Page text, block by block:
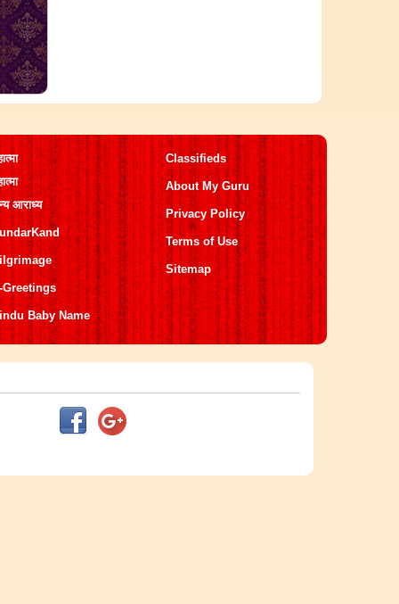
आराध्य
Greetings
Baby Name
Classifieds
About My Guru
Privacy Policy
Terms of Use
Sitemap